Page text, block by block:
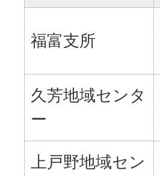
福富支所
久芳地域センタ
ー
上戸野地域セン